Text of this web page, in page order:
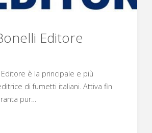
Editore
è la principale e più
di fumetti italiani. Attiva fin
pur…